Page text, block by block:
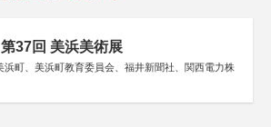
37回 美浜美術展
浜町、美浜町教育委員会、福井新聞社、関西電力株